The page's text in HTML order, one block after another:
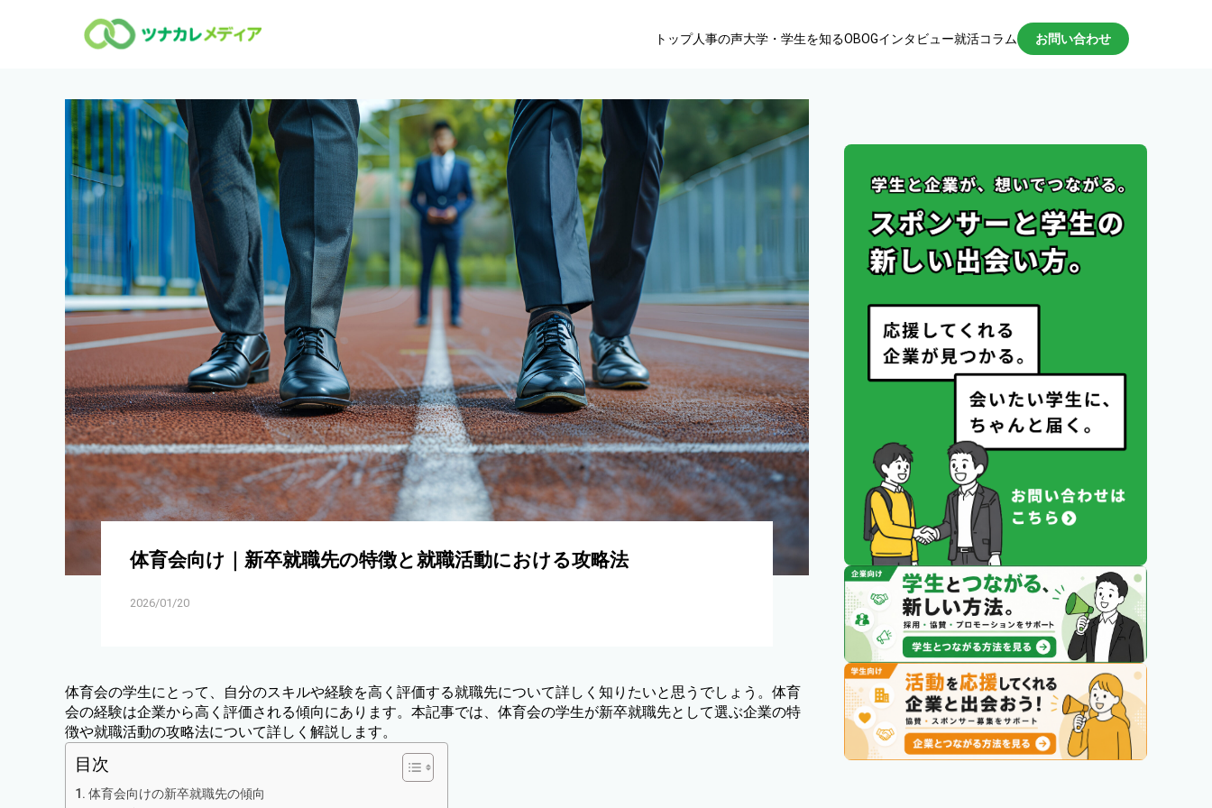
トップ人事の声大学・学生を知るOBOGインタビュー就活コラム お問い合わせ
体育会向け｜新卒就職先の特徴と就職活動における攻略法
2026/01/20
体育会の学生にとって、自分のスキルや経験を高く評価する就職先について詳しく知りたいと思うでしょう。体育
会の経験は企業から高く評価される傾向にあります。本記事では、体育会の学生が新卒就職先として選ぶ企業の特
徴や就職活動の攻略法について詳しく解説します。
目次
体育会向けの新卒就職先の傾向